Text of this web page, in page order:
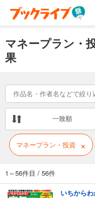
マネープラン・
果
一致順
マネープラン・投資 ×
1～56件目 / 56件
いちから